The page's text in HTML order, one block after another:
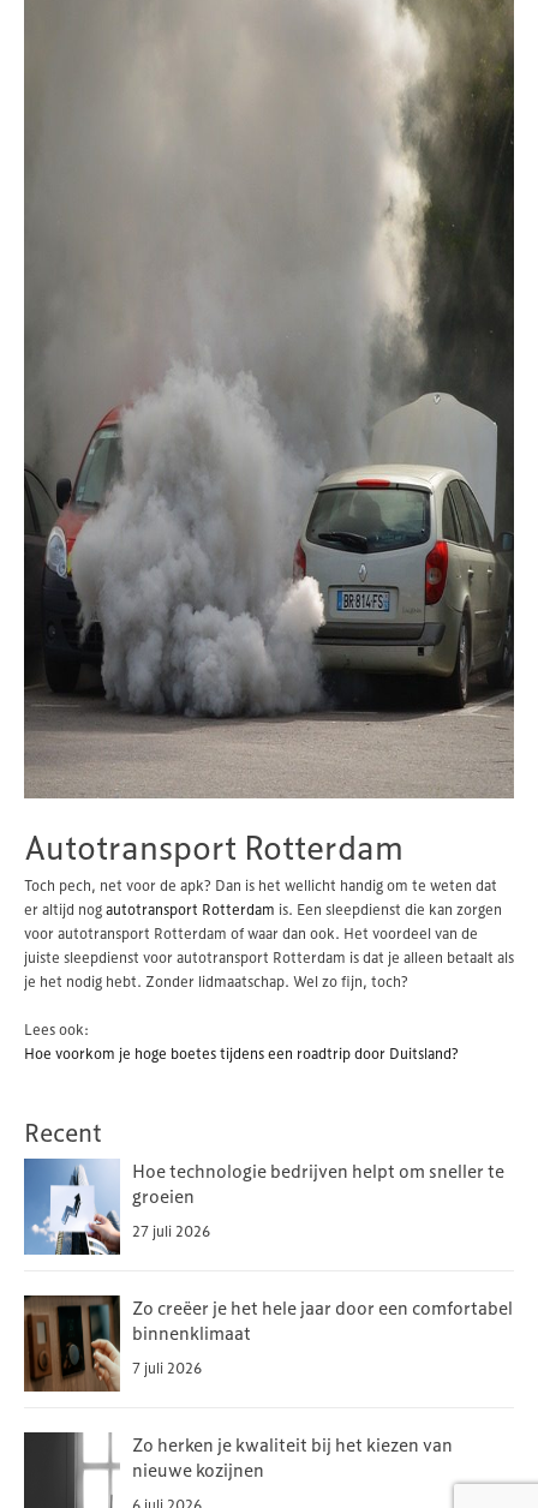
Autotransport Rotterdam
Toch pech, net voor de apk? Dan is het wellicht handig om te weten dat
er altijd nogautotransport Rotterdam is. Een sleepdienst die kan zorgen
voor autotransport Rotterdam of waar dan ook. Het voordeel van de
juiste sleepdienst voor autotransport Rotterdam is dat je alleen betaalt als
je het nodig hebt. Zonder lidmaatschap. Wel zo fijn, toch?
Lees ook:
Hoe voorkom je hoge boetes tijdens een roadtrip door Duitsland?
Recent
Hoe technologie bedrijven helpt om sneller te
groeien
27 juli 2026
Zo creëer je het hele jaar door een comfortabel
binnenklimaat
7 juli 2026
Zo herken je kwaliteit bij het kiezen van
nieuwe kozijnen